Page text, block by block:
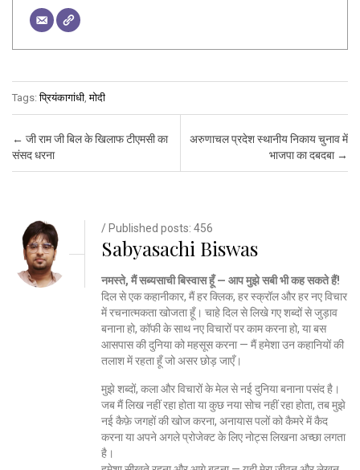
Tags:प्रियंकागांधी ,मोदी
Post navigation
← जी राम जी बिल के खिलाफ टीएमसी का
संसद धरना
अरुणाचल प्रदेश स्थानीय निकाय चुनाव में
भाजपा का दबदबा →
/ Published posts: 456
Sabyasachi Biswas
नमस्ते, मैं सब्यसाची बिस्वास हूँ — आप मुझे सबी भी कह सकते हैं!
दिल से एक कहानीकार, मैं हर क्लिक, हर स्क्रॉल और हर नए विचार
में रचनात्मकता खोजता हूँ। चाहे दिल से लिखे गए शब्दों से जुड़ाव
बनाना हो, कॉफी के साथ नए विचारों पर काम करना हो, या बस
आसपास की दुनिया को महसूस करना — मैं हमेशा उन कहानियों की
तलाश में रहता हूँ जो असर छोड़ जाएँ।
मुझे शब्दों, कला और विचारों के मेल से नई दुनिया बनाना पसंद है।
जब मैं लिख नहीं रहा होता या कुछ नया सोच नहीं रहा होता, तब मुझे
नई कैफ़े जगहों की खोज करना, अनायास पलों को कैमरे में कैद
करना या अपने अगले प्रोजेक्ट के लिए नोट्स लिखना अच्छा लगता
है।